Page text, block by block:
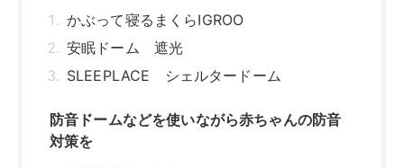
かぶって寝るまくらIGROO
安眠ドーム 遮光
SLEEPLACE シェルタードーム
防音ドームなどを使いながら赤ちゃんの防音
対策を